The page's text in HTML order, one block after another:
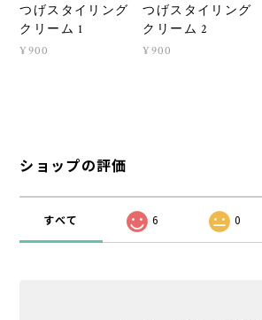
つげスタイリング
クリーム 1
¥900
つげスタイリング
クリーム 2
¥900
ショップの評価
すべて 6 0